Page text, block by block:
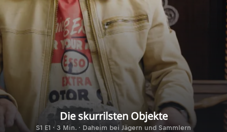
Die skurrilsten Objekte
S1 E1 · 3 Min. · Daheim bei Jägern und Sammlern